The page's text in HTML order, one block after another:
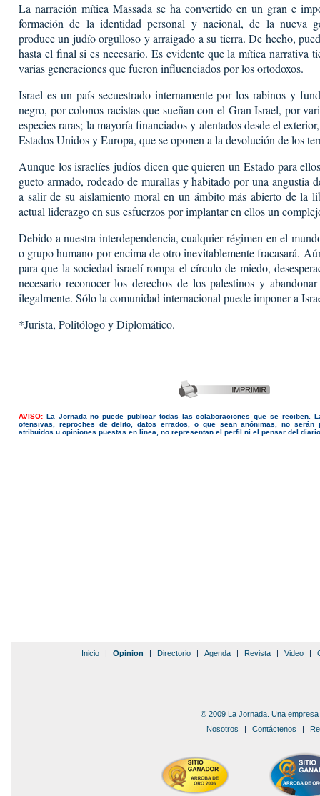
La narración mítica Massada se ha convertido en un gran e
formación de la identidad personal y nacional, de la nueva
produce un judío orgulloso y arraigado a su tierra. De hecho,
hasta el final si es necesario. Es evidente que la mítica narrativa
varias generaciones que fueron influenciados por los ortodoxos.
Israel es un país secuestrado internamente por los rabinos y
negro, por colonos racistas que sueñan con el Gran Israel, por
especies raras; la mayoría financiados y alentados desde el
Estados Unidos y Europa, que se oponen a la devolución de los
Aunque los israelíes judíos dicen que quieren un Estado para
gueto armado, rodeado de murallas y habitado por una angustia
a salir de su aislamiento moral en un ámbito más abierto de la
actual liderazgo en sus esfuerzos por implantar en ellos un
Debido a nuestra interdependencia, cualquier régimen en el
o grupo humano por encima de otro inevitablemente fracasará.
para que la sociedad israelí rompa el círculo de miedo,
necesario reconocer los derechos de los palestinos y
ilegalmente. Sólo la comunidad internacional puede imponer a
*Jurista, Politólogo y Diplomático.
AVISO: La Jornada no puede publicar todas las colaboraciones que se reciben.
ofensivas, reproches de delito, datos errados, o que sean anónimas, no serán
atribuidos u opiniones puestas en línea, no representan el perfil ni el pensar del
Inicio | Opinion | Directorio | Agenda | Revista | Video |
© 2009 La Jornada. Una
Nosotros | Contáctenos |